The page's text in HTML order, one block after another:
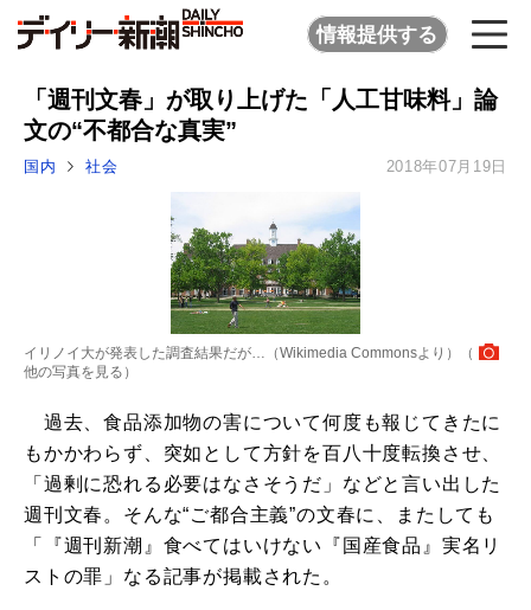
情報提供する
「週刊文春」が取り上げた「人工甘味料」論
文の“不都合な真実”
国内 社会 2018年07月19日
イリノイ大が発表した調査結果だが…（Wikimedia Commonsより）（
他の写真を見る ）
過去、食品添加物の害について何度も報じてきたに
もかかわらず、突如として方針を百八十度転換させ、
「過剰に恐れる必要はなさそうだ」などと言い出した
週刊文春。そんな“ご都合主義”の文春に、またしても
「『週刊新潮』食べてはいけない『国産食品』実名リ
ストの罪」なる記事が掲載された。